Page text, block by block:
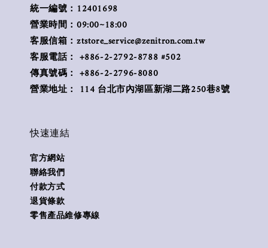
統一編號：12401698
營業時間：09:00~18:00
客服信箱：ztstore_service@zenitron.com.tw
客服電話： +886-2-2792-8788 #502
傳真號碼： +886-2-2796-8080
營業地址： 114 台北市內湖區新湖二路250巷8號
快速連結
官方網站
聯絡我們
付款方式
退貨條款
零售產品維修專線